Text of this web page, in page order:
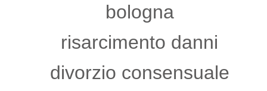
bologna
risarcimento danni
divorzio consensuale